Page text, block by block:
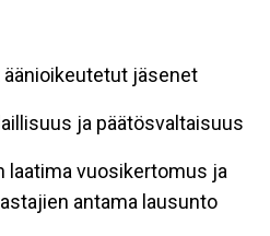
äänioikeutetut jäsenet
ja päätösvaltaisuus
laatima vuosikertomus ja
antama lausunto